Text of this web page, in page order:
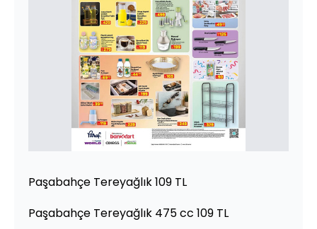
Paşabahçe Tereyağlık 109 TL
Paşabahçe Tereyağlık 475 cc 109 TL